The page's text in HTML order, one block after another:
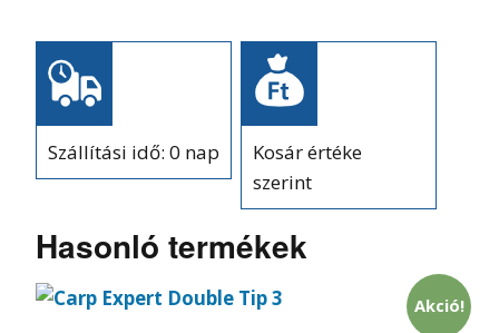
Szállítási idő: 0 nap
Kosár értéke
szerint
Hasonló termékek
Akció!